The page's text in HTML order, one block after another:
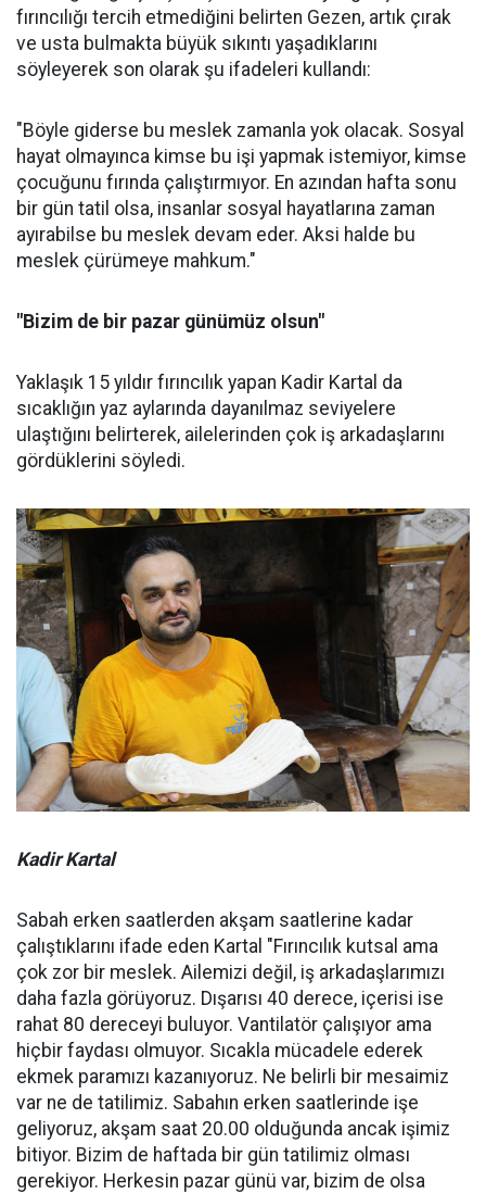
fırıncılığı tercih etmediğini belirten Gezen, artık çırak
ve usta bulmakta büyük sıkıntı yaşadıklarını
söyleyerek son olarak şu ifadeleri kullandı:
"Böyle giderse bu meslek zamanla yok olacak. Sosyal
hayat olmayınca kimse bu işi yapmak istemiyor, kimse
çocuğunu fırında çalıştırmıyor. En azından hafta sonu
bir gün tatil olsa, insanlar sosyal hayatlarına zaman
ayırabilse bu meslek devam eder. Aksi halde bu
meslek çürümeye mahkum."
"Bizim de bir pazar günümüz olsun"
Yaklaşık 15 yıldır fırıncılık yapan Kadir Kartal da
sıcaklığın yaz aylarında dayanılmaz seviyelere
ulaştığını belirterek, ailelerinden çok iş arkadaşlarını
gördüklerini söyledi.
Kadir Kartal
Sabah erken saatlerden akşam saatlerine kadar
çalıştıklarını ifade eden Kartal "Fırıncılık kutsal ama
çok zor bir meslek. Ailemizi değil, iş arkadaşlarımızı
daha fazla görüyoruz. Dışarısı 40 derece, içerisi ise
rahat 80 dereceyi buluyor. Vantilatör çalışıyor ama
hiçbir faydası olmuyor. Sıcakla mücadele ederek
ekmek paramızı kazanıyoruz. Ne belirli bir mesaimiz
var ne de tatilimiz. Sabahın erken saatlerinde işe
geliyoruz, akşam saat 20.00 olduğunda ancak işimiz
bitiyor. Bizim de haftada bir gün tatilimiz olması
gerekiyor. Herkesin pazar günü var, bizim de olsa